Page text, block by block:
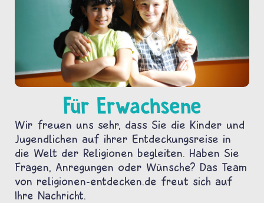
Für Erwachsene
Wir freuen uns sehr, dass Sie die Kinder und
Jugendlichen auf ihrer Entdeckungsreise in
die Welt der Religionen begleiten. Haben Sie
Fragen, Anregungen oder Wünsche? Das Team
von religionen-entdecken.de freut sich auf
Ihre Nachricht.